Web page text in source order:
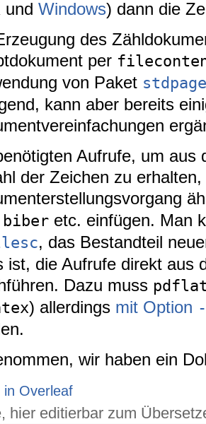
und Windows) dann die
des
per
von Paket stdpage
kann aber bereits
Aufrufe, um
der Zeichen zu
biber etc. einfügen. Man
, das Bestandteil
ist, die Aufrufe direkt aus
Dazu muss
) allerdings mit Option
wir haben ein
in Overleaf
hier editierbar zum